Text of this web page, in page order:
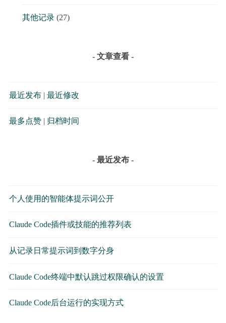
其他记录(27)
- 文章查看 -
最近发布| 最近修改
最多点赞| 归档时间
- 最近发布 -
个人使用的智能体提示词公开
Claude Code插件或技能的推荐列表
从记录日常提示词到数字分身
Claude Code终端中默认跳过权限确认的设置
Claude Code后台运行的实现方式